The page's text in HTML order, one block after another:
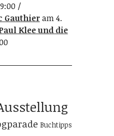
Gauthieram 4.
Klee und die
Buchtipps